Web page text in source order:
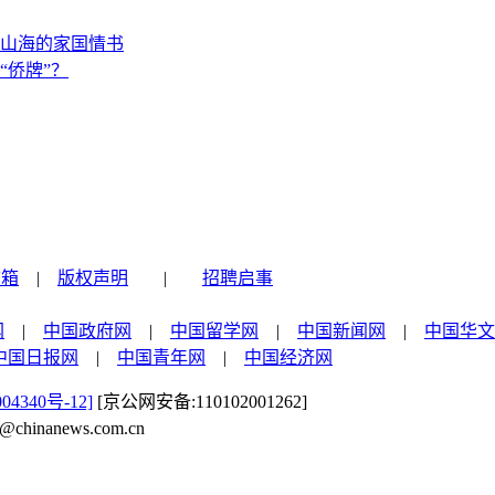
海的家国情书
牌”？
| 版权声明 | 招聘启事
| 中国政府网 | 中国留学网 | 中国新闻网 | 中国华
国日报网
| 中国青年网 | 中国经济网
号-12] [京公网安备:110102001262]